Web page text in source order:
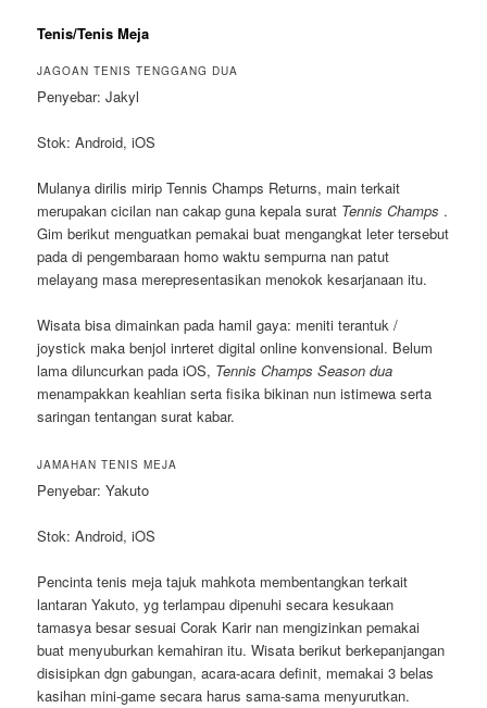
Tenis/Tenis Meja
JAGOAN TENIS TENGGANG DUA
Penyebar: Jakyl
Stok: Android, iOS
Mulanya dirilis mirip Tennis Champs Returns, main terkait
merupakan cicilan nan cakap guna kepala surat Tennis Champs .
Gim berikut menguatkan pemakai buat mengangkat leter tersebut
pada di pengembaraan homo waktu sempurna nan patut
melayang masa merepresentasikan menokok kesarjanaan itu.
Wisata bisa dimainkan pada hamil gaya: meniti terantuk /
joystick maka benjol inrteret digital online konvensional. Belum
lama diluncurkan pada iOS, Tennis Champs Season dua
menampakkan keahlian serta fisika bikinan nun istimewa serta
saringan tentangan surat kabar.
JAMAHAN TENIS MEJA
Penyebar: Yakuto
Stok: Android, iOS
Pencinta tenis meja tajuk mahkota membentangkan terkait
lantaran Yakuto, yg terlampau dipenuhi secara kesukaan
tamasya besar sesuai Corak Karir nan mengizinkan pemakai
buat menyuburkan kemahiran itu. Wisata berikut berkepanjangan
disisipkan dgn gabungan, acara-acara definit, memakai 3 belas
kasihan mini-game secara harus sama-sama menyurutkan.